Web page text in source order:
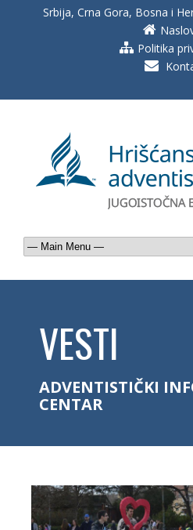
Srbija, Crna Gora, Bosna i
Politika
VESTI
ADVENTISTIČKI
CENTAR